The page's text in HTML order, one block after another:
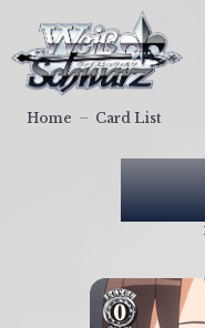
ァ
イ
Home Card List